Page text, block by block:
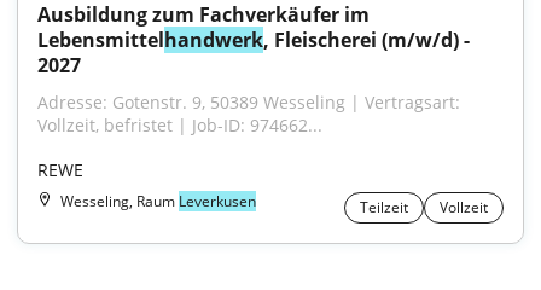
Ausbildung zum Fachverkäufer im
Lebensmittelhandwerk, Fleischerei (m/w/d) -
2027
Adresse: Gotenstr. 9, 50389 Wesseling | Vertragsart:
Vollzeit, befristet | Job-ID: 974662...
REWE
Wesseling, Raum Leverkusen Teilzeit Vollzeit